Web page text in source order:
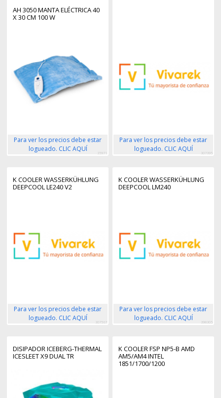
AH 3050 MANTA ELÉCTRICA 40
X 30 CM 100 W
Para ver los precios debe estar
logueado. CLIC AQUÍ
35971
Para ver los precios debe estar
logueado. CLIC AQUÍ
307395
K COOLER WASSERKÜHLUNG
DEEPCOOL LE240 V2
Para ver los precios debe estar
logueado. CLIC AQUÍ
307567
K COOLER WASSERKÜHLUNG
DEEPCOOL LM240
Para ver los precios debe estar
logueado. CLIC AQUÍ
398305
DISIPADOR ICEBERG-THERMAL
ICESLEET X9 DUAL TR
K COOLER FSP NP5-B AMD
AM5/AM4 INTEL
1851/1700/1200